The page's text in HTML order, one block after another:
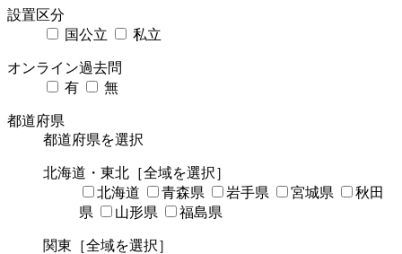
設置区分
国公立
私立
オンライン過去問
有
無
都道府県
都道府県を選択
北海道・東北 ［全域を選択］
北海道
青森県 岩手県 宮城県
秋田
県
山形県 福島県
関東 ［全域を選択］